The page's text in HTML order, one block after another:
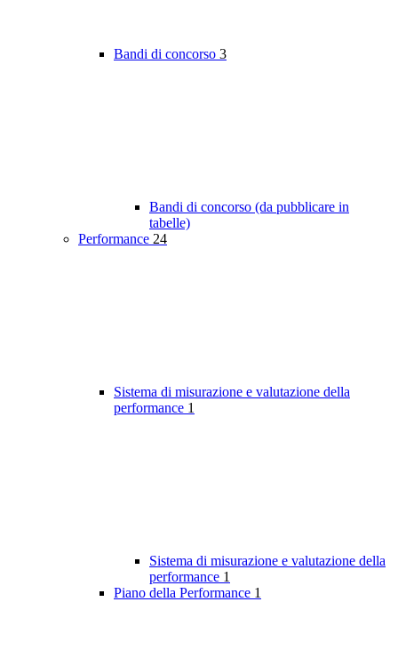
Bandi di concorso 3
Bandi di concorso (da pubblicare in
tabelle)
Performance 24
Sistema di misurazione e valutazione della
performance 1
Sistema di misurazione e valutazione della
performance 1
Piano della Performance 1